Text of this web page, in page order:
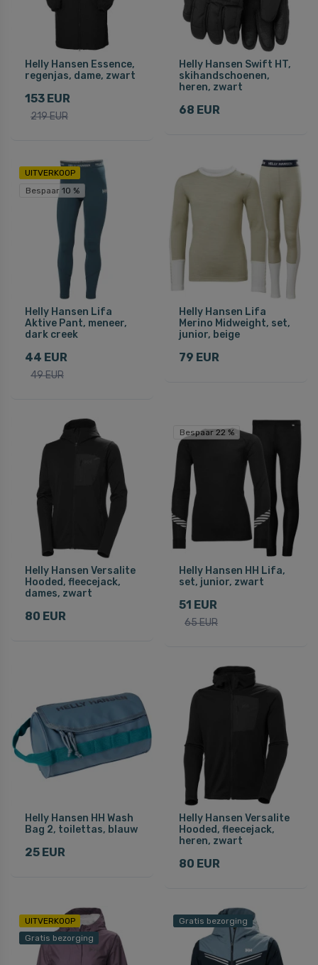
Helly Hansen Essence,
regenjas, dame, zwart
153 EUR
219 EUR
Helly Hansen Swift HT,
skihandschoenen,
heren, zwart
68 EUR
UITVERKOOP
Bespaar 10 %
Helly Hansen Lifa
Aktive Pant, meneer,
dark creek
44 EUR
49 EUR
Helly Hansen Lifa
Merino Midweight, set,
junior, beige
79 EUR
Helly Hansen Versalite
Hooded, fleecejack,
dames, zwart
80 EUR
Bespaar 22 %
Helly Hansen HH Lifa,
set, junior, zwart
51 EUR
65 EUR
Helly Hansen HH Wash
Bag 2, toilettas, blauw
25 EUR
Helly Hansen Versalite
Hooded, fleecejack,
heren, zwart
80 EUR
UITVERKOOP
Gratis bezorging
Gratis bezorging